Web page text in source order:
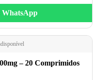
WhatsApp
– 20 Comprimidos